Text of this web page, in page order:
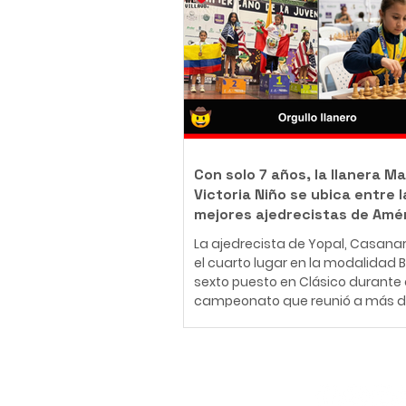
body piercer profesional
ha construido una carrera en el
del arte corporal, convencido de
tatuaje y el body piercing van
más allá de la estética: son una
inmortalizar historias, emociones
momentos que acompañarán a
Con solo 7 años, la llanera
Victoria Niño se ubica entre
mejores ajedrecistas de
La ajedrecista de Yopal,
el cuarto lugar en la modalidad
sexto puesto en Clásico durante
campeonato que reunió a más